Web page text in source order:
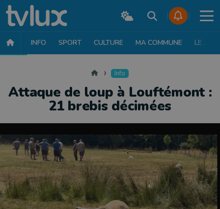
INFO SPORT CULTURE MA COMMUNE LE JT
Accueil Info
Attaque de loup à Louftémont :
21 brebis décimées